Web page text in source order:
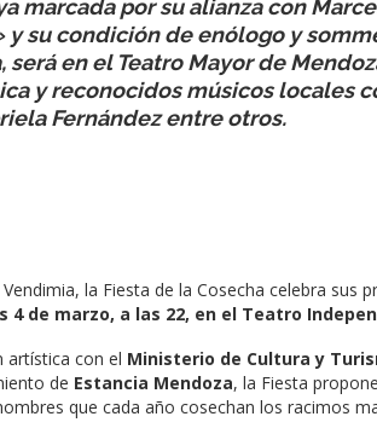
marcada por su alianza con
su condición de enólogo y
en el Teatro Mayor de
y reconocidos músicos locales
Fernández entre otros.
la Fiesta de la Cosecha celebra sus
4 de marzo, a las 22, en el Teatro
artística con el Ministerio de Cultura y
de Estancia Mendoza, la Fiesta
que cada año cosechan los racimos